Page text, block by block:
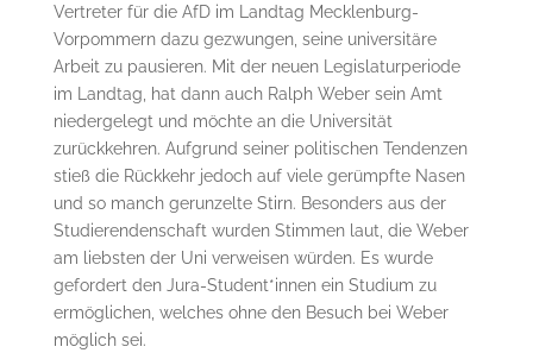
Vertreter für die AfD im Landtag Mecklenburg-
Vorpommern dazu gezwungen, seine universitäre
Arbeit zu pausieren. Mit der neuen Legislaturperiode
im Landtag, hat dann auch Ralph Weber sein Amt
niedergelegt und möchte an die Universität
zurückkehren. Aufgrund seiner politischen Tendenzen
stieß die Rückkehr jedoch auf viele gerümpfte Nasen
und so manch gerunzelte Stirn. Besonders aus der
Studierendenschaft wurden Stimmen laut, die Weber
am liebsten der Uni verweisen würden. Es wurde
gefordert den Jura-Student*innen ein Studium zu
ermöglichen, welches ohne den Besuch bei Weber
möglich sei.